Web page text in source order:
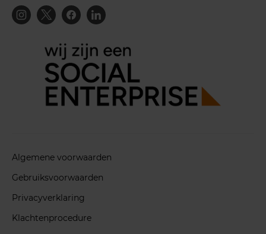
Algemene voorwaarden
Gebruiksvoorwaarden
Privacyverklaring
Klachtenprocedure